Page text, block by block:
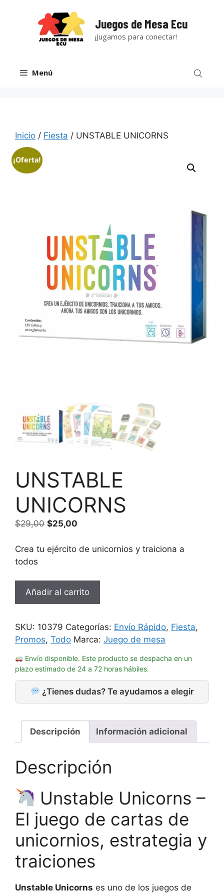
Juegos de Mesa Ecu
¡Jugamos para conectar!
Menú
Inicio / Fiesta / UNSTABLE UNICORNS
¡Oferta!
UNSTABLE
UNICORNS
$29,00 El
original
$25,00
actual
Crea tu ejército de unicornios y traiciona a
todos
UNSTABLE
UNICORNS
Añadir al carrito
SKU: 10379 Categorías: Envío Rápido, Fiesta,
Promos, Todo Marca: Juego de mesa
Envío disponible. Este producto se despacha en un
plazo estimado de 24 a 72 horas hábiles.
¿Tienes dudas? Te ayudamos a elegir
Descripción Información adicional
Descripción
Unstable Unicorns –
El juego de cartas de
unicornios, estrategia y
traiciones
Unstable Unicorns es uno de los juegos de